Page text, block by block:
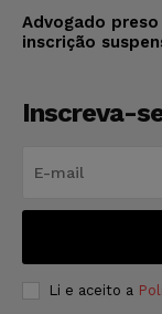
Advogado
inscrição
Inscreva-
Li e aceito a